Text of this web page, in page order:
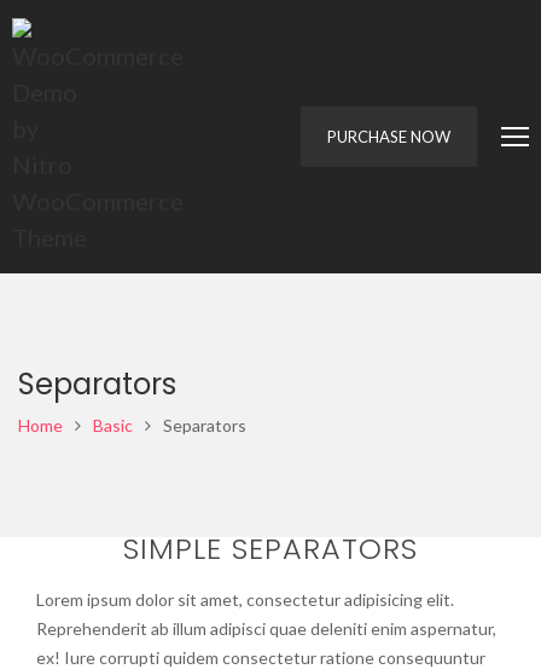
PURCHASE NOW
Separators
Home Basic Separators
SIMPLE SEPARATORS
Lorem ipsum dolor sit amet, consectetur adipisicing elit.
Reprehenderit ab illum adipisci quae deleniti enim aspernatur,
ex! Iure corrupti quidem consectetur ratione consequuntur